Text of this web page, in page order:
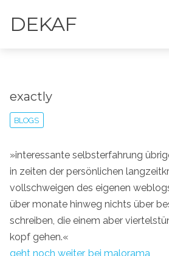
DEKAF
exactly
BLOGS
»interessante selbsterfahrung
in zeiten der persönlichen
vollschweigen des eigenen
über monate hinweg nichts über
schreiben, die einem aber
kopf gehen.«
geht noch weiter, bei malorama